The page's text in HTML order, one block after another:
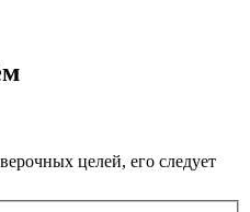
целей, его следует